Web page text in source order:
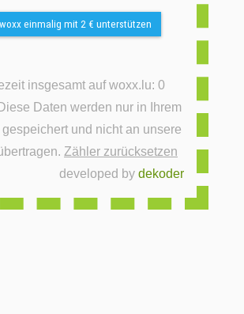
einmalig mit 2 € unterstützen
insgesamt auf woxx.lu: 0
Daten werden nur in Ihrem
gespeichert und nicht an unsere
Zähler zurücksetzen
developed bydekoder